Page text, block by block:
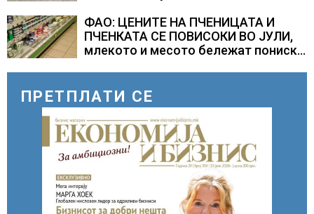
ФАО: ЦЕНИТЕ НА ПЧЕНИЦАТА И
ПЧЕНКАТА СЕ ПОВИСОКИ ВО ЈУЛИ,
млекото и месото бележат пониски
ПРЕТПЛАТИ СЕ